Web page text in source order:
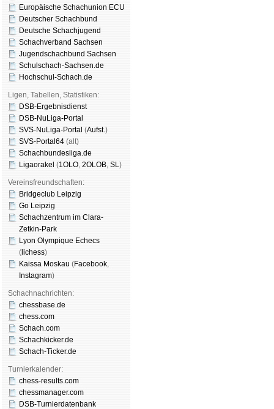
Europäische Schachunion ECU
Deutscher Schachbund
Deutsche Schachjugend
Schachverband Sachsen
Jugendschachbund Sachsen
Schulschach-Sachsen.de
Hochschul-Schach.de
Ligen, Tabellen, Statistiken:
DSB-Ergebnisdienst
DSB-NuLiga-Portal
SVS-NuLiga-Portal (Aufst.)
SVS-Portal64 (alt)
Schachbundesliga.de
Ligaorakel (1OLO, 2OLOB, SL)
Vereinsfreundschaften:
Bridgeclub Leipzig
Go Leipzig
Schachzentrum im Clara-
Zetkin-Park
Lyon Olympique Echecs
( lichess)
Kaissa Moskau (Face­book,
Insta­gram)
Schachnachrichten:
chessbase.de
chess.com
Schach.com
Schachkicker.de
Schach-Ticker.de
Turnierkalender:
chess-results.com
chessmanager.com
DSB-Turnierdatenbank